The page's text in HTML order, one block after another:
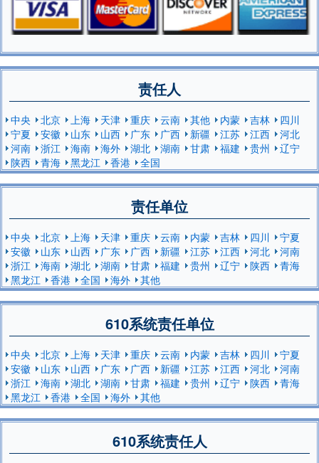
责任人
中央 北京 上海 天津 重庆 云南 其他 内蒙 吉林
四川
宁夏
安徽 山东 山西 广东 广西 新疆 江苏 江西
河北
河南
浙江 海南 海外 湖北 湖南 甘肃 福建 贵州
辽宁
陕西
青海 黑龙江 香港 全国
责任单位
中央 北京 上海 天津 重庆 云南 内蒙 吉林 四川
宁夏
安徽
山东 山西 广东 广西 新疆 江苏 江西 河北
河南
浙江
海南 湖北 湖南 甘肃 福建 贵州 辽宁 陕西
青海
黑龙江
香港 全国 海外 其他
610系统责任单位
中央 北京 上海 天津 重庆 云南 内蒙 吉林 四川
宁夏
安徽
山东 山西 广东 广西 新疆 江苏 江西 河北
河南
浙江
海南 湖北 湖南 甘肃 福建 贵州 辽宁 陕西
青海
黑龙江
香港 全国 海外 其他
610系统责任人